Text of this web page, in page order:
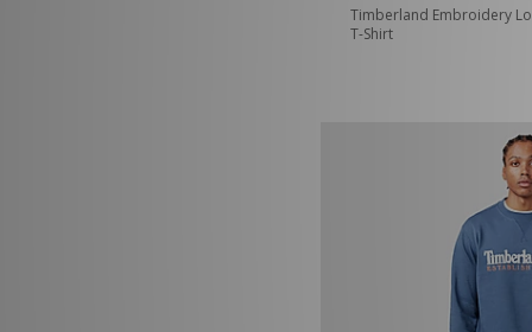
Timberland Embroidery
T-Shirt